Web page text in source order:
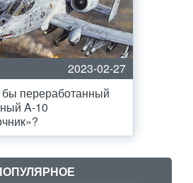
2023-02-27
переработанный
A-10